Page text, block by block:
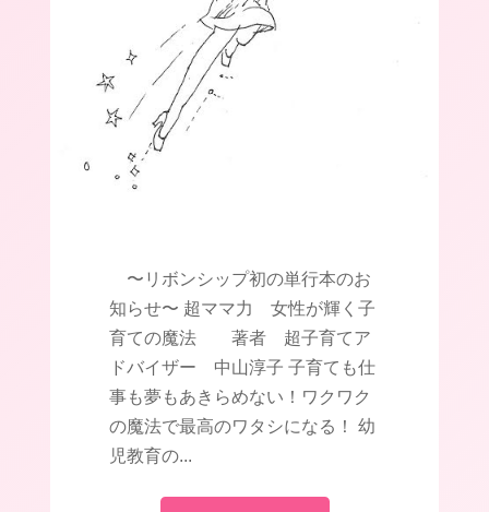
〜リボンシップ初の単行本のお
知らせ〜 超ママ力 女性が輝く子
育ての魔法 著者 超子育てア
ドバイザー 中山淳子 子育ても仕
事も夢もあきらめない！ワクワク
の魔法で最高のワタシになる！ 幼
児教育の...